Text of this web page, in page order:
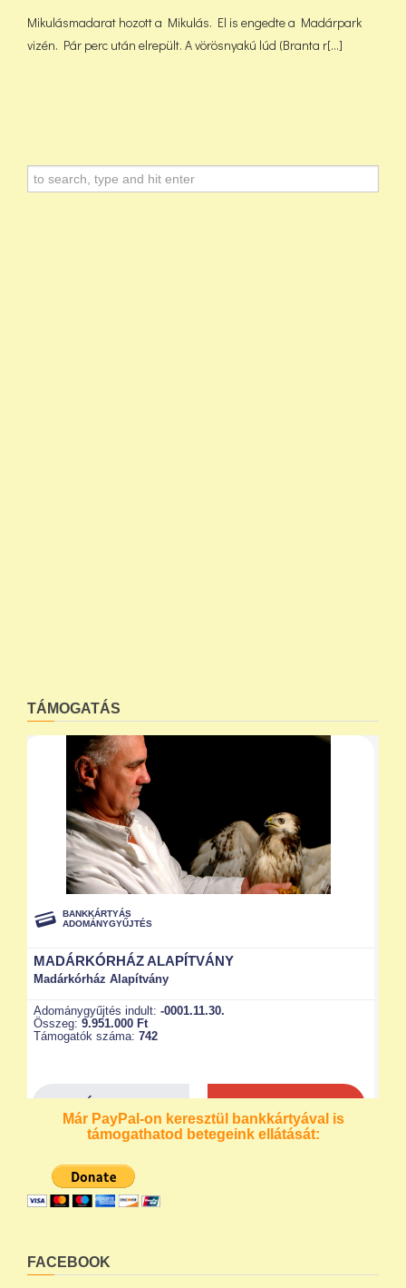
Mikulásmadarat hozott a Mikulás. El is engedte a Madárpark
vizén. Pár perc után elrepült. A vörösnyakú lúd (Branta r[...]
TÁMOGATÁS
Már PayPal-on keresztül bankkártyával is
támogathatod betegeink ellátását:
FACEBOOK